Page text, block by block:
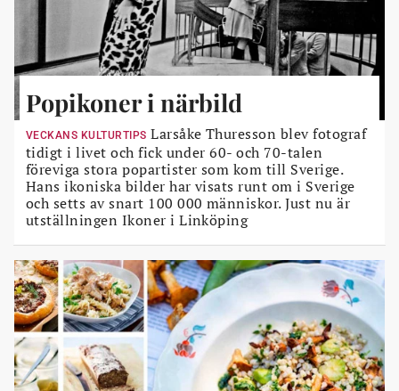
Popikoner i närbild
VECKANS KULTURTIPS Larsåke Thuresson blev fotograf
tidigt i livet och fick under 60- och 70-talen
föreviga stora popartister som kom till Sverige.
Hans ikoniska bilder har visats runt om i Sverige
och setts av snart 100 000 människor. Just nu är
utställningen Ikoner i Linköping